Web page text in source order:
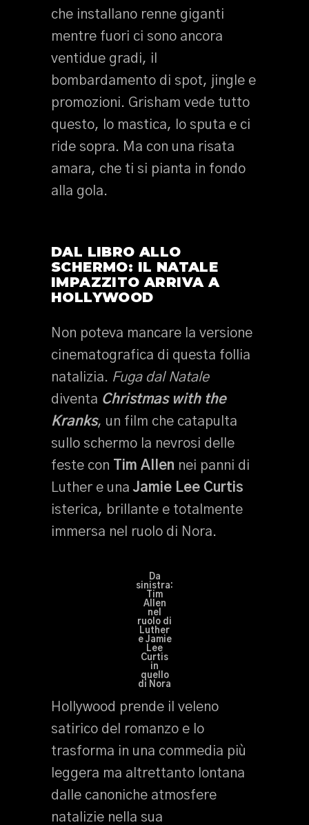
che installano renne giganti
mentre fuori ci sono ancora
ventidue gradi, il
bombardamento di spot, jingle e
promozioni. Grisham vede tutto
questo, lo mastica, lo sputa e ci
ride sopra. Ma con una risata
amara, che ti si pianta in fondo
alla gola.
DAL LIBRO ALLO
SCHERMO: IL NATALE
IMPAZZITO ARRIVA A
HOLLYWOOD
Non poteva mancare la versione
cinematografica di questa follia
natalizia. Fuga dal Natale
diventa Christmas with the
Kranks, un film che catapulta
sullo schermo la nevrosi delle
feste con
Tim Allen nei panni di
Luther e una Jamie Lee Curtis
isterica, brillante e totalmente
immersa nel ruolo di Nora.
Da
sinistra:
Tim
Allen
nel
ruolo di
Luther
e Jamie
Lee
Curtis
in
quello
di Nora
Hollywood prende il veleno
satirico del romanzo e lo
trasforma in una commedia più
leggera ma altrettanto lontana
dalle canoniche atmosfere
natalizie nella sua